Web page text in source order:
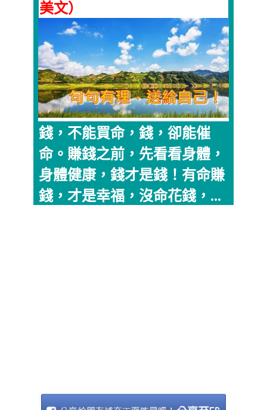
美文）
錢，不能買命，錢，卻能催
命。賺錢之前，先看看身體，
身體健康，錢才是錢！有命賺
錢，才是幸福，沒命花錢，...